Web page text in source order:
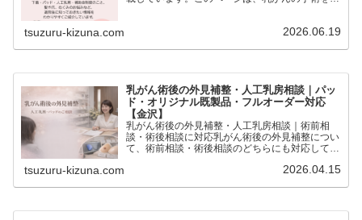
tsuzuru-kizuna.com 2026.06.19
乳がん術後の外見補整・人工乳房相談｜パッ
ド・オリジナル既製品・フルオーダー対応
【金沢】
乳がん術後の外見補整・人工乳房相談｜術前相
談・術後相談に対応乳がん術後の外見補整につい
て、術前相談・術後相談のどちらにも対応してい
品・フルオーダーまで、今の状態やお気持ちに合
tsuzuru-kizuna.com 2026.04.15